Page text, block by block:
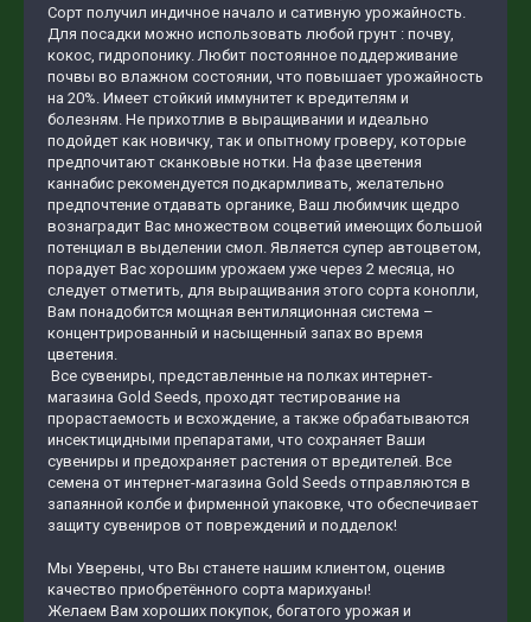
Сорт получил индичное начало и сативную урожайность.
Для посадки можно использовать любой грунт : почву,
кокос, гидропонику. Любит постоянное поддерживание
почвы во влажном состоянии, что повышает урожайность
на 20%. Имеет стойкий иммунитет к вредителям и
болезням. Не прихотлив в выращивании и идеально
подойдет как новичку, так и опытному гроверу, которые
предпочитают сканковые нотки. На фазе цветения
каннабис рекомендуется подкармливать, желательно
предпочтение отдавать органике, Ваш любимчик щедро
вознаградит Вас множеством соцветий имеющих большой
потенциал в выделении смол. Является супер автоцветом,
порадует Вас хорошим урожаем уже через 2 месяца, но
следует отметить, для выращивания этого сорта конопли,
Вам понадобится мощная вентиляционная система –
концентрированный и насыщенный запах во время
цветения.
Все сувениры, представленные на полках интернет-
магазина Gold Seeds, проходят тестирование на
прорастаемость и всхождение, а также обрабатываются
инсектицидными препаратами, что сохраняет Ваши
сувениры и предохраняет растения от вредителей. Все
семена от интернет-магазина Gold Seeds отправляются в
запаянной колбе и фирменной упаковке, что обеспечивает
защиту сувениров от повреждений и подделок!
Мы Уверены, что Вы станете нашим клиентом, оценив
качество приобретённого сорта марихуаны!
Желаем Вам хороших покупок, богатого урожая и